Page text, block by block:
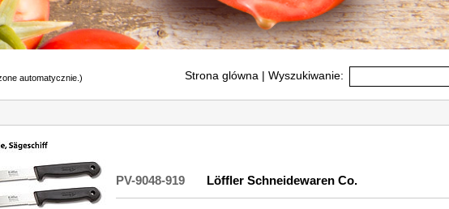
automatycznie.) Strona glówna | Wyszukiwanie:
PV-9048-919 Löffler Schneidewaren Co.